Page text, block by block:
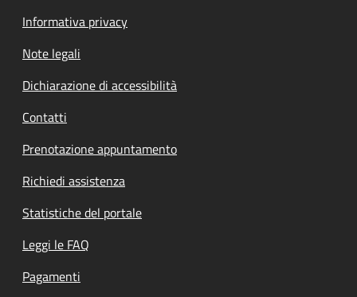
Informativa privacy
Note legali
Dichiarazione di accessibilità
Contatti
Prenotazione appuntamento
Richiedi assistenza
Statistiche del portale
Leggi le FAQ
Pagamenti